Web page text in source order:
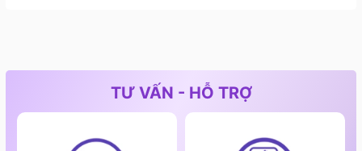
- Khay sâu chống trượt
- Vỉ nướng
TƯ VẤN - HỖ TRỢ